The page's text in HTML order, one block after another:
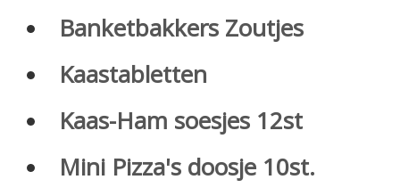
Banketbakkers Zoutjes
Kaastabletten
Kaas-Ham soesjes 12st
Mini Pizza's doosje 10st.